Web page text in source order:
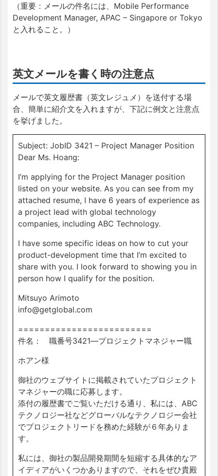
（重要：メールの件名には、Mobile Performance
Development Manager, APAC – Singapore or Tokyo
と入れること。）
英文メールを書く時の注意点
メールで英文履歴書（英文レジュメ）を送付する場
合、簡単に紹介文を入れますが、下記に例文と注意点
を挙げました。
Subject: JobID 3421 – Project Manager Position
Dear Ms. Hoang:
I’m applying for the Project Manager position
listed on your website. As you can see from my
attached resume, I have 6 years of experience as
a project lead with global technology
companies, including ABC Technology.
I have some specific ideas on how to cut your
product-development time that I’m excited to
share with you. I look forward to showing you in
person how I qualify for the position.
Mitsuyo Arimoto
info@getglobal.com
=========================
件名： 職番号3421―プロジェクトマネジャー職
ホアン様
御社のウェブサイトに掲載されていたプロジェクト
マネジャーの職に応募します。
添付の履歴書でご覧いただける通り、私には、ABC
テクノロジー社などグローバルなテクノロジー会社
でプロジェクトリードを務めた経験が６年ありま
す。
私には、御社の製品開発期間を短縮する具体的なア
イディアがいくつかありますので、それをぜひ貴殿